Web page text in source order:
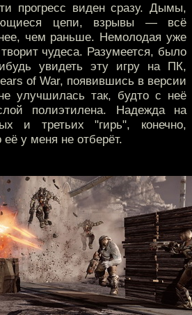
прогресс виден сразу. Дымы,
цепи, взрывы — всё
чем раньше. Немолодая уже
чудеса. Разумеется, было
увидеть эту игру на ПК,
of War, появившись в версии
улучшилась так, будто с неё
полиэтилена. Надежда на
и третьих "гирь", конечно,
её у меня не отберёт.